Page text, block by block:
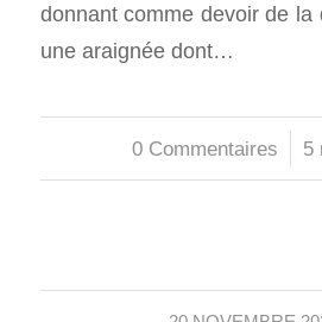
donnant comme devoir de la
une araignée dont…
0 Commentaires
/ 5